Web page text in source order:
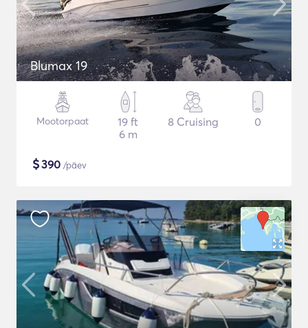
Blumax 19
Mootorpaat
19 ft
6 m
8 Cruising 0
$390 /päev